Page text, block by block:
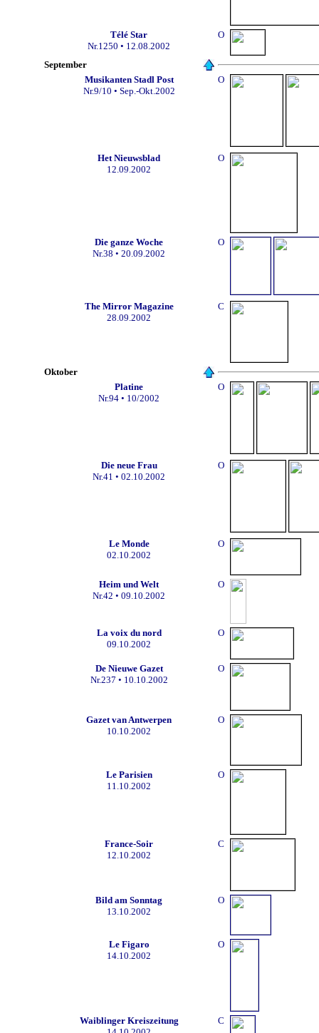
Télé Star
Nr.1250 • 12.08.2002
O
September
Musikanten Stadl Post
Nr.9/10 • Sep.-Okt.2002
O
Het Nieuwsblad
12.09.2002
O
Die ganze Woche
Nr.38 • 20.09.2002
O
The Mirror Magazine
28.09.2002
C
Oktober
Platine
Nr.94 • 10/2002
O
Die neue Frau
Nr.41 • 02.10.2002
O
Le Monde
02.10.2002
O
Heim und Welt
Nr.42 • 09.10.2002
O
La voix du nord
09.10.2002
O
De Nieuwe Gazet
Nr.237 • 10.10.2002
O
Gazet van Antwerpen
10.10.2002
O
Le Parisien
11.10.2002
O
France-Soir
12.10.2002
C
Bild am Sonntag
13.10.2002
O
Le Figaro
14.10.2002
O
Waiblinger Kreiszeitung
C